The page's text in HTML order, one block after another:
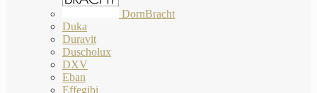
DornBracht
Duka
Duravit
Duscholux
DXV
Eban
Effegibi